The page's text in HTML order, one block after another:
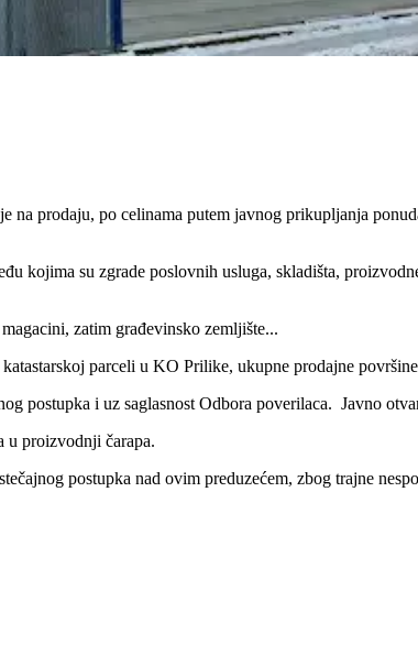
na prodaju, po celinama putem javnog prikupljanja
kojima su zgrade poslovnih usluga, skladišta,
zatim građevinsko zemljište...
parceli u KO Prilike, ukupne prodajne
postupka i uz saglasnost Odbora poverilaca. Javno
u proizvodnji čarapa.
postupka nad ovim preduzećem, zbog trajne